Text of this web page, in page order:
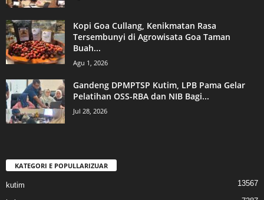
Kopi Goa Cullang, Kenikmatan Rasa
Tersembunyi di Agrowisata Goa Taman
Buah...
Agu 1, 2026
Gandeng DPMPTSP Kutim, LPB Pama Gelar
Pelatihan OSS-RBA dan NIB Bagi...
Jul 28, 2026
KATEGORI E POPULLARIZUAR
kutim 13567